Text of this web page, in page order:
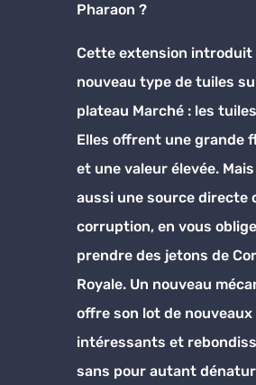
Pharaon ?
Cette extension
nouveau type de tuiles
plateau Marché : les
Elles offrent une grande
et une valeur élevée.
aussi une source directe
corruption, en vous
prendre des jetons de
Royale. Un nouveau
offre son lot de nouveaux
intéressants et
sans pour autant